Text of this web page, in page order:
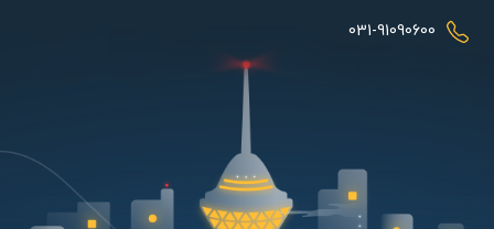
الکترواستاتیک پوشش داده شده است. پروانه تعبیه شده در این فن
قسمت های مختلفی تشکیل شده است و هریک از این بخش ها ابعاد و
اندازه خاصی دارند. این ابعاد در مدل های مختلف این محصول متفاوت
بوده و در نتیجه اثرگذاری های مختلفی نیز ایجاد می کنند.
031-91090600